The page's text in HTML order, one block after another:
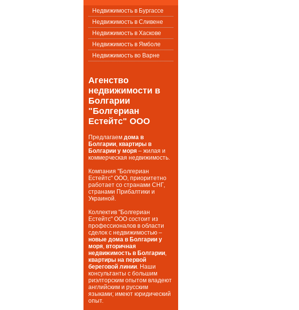
Недвижимость в Бургассе
Недвижимость в Сливене
Недвижимость в Хаскове
Недвижимость в Ямболе
Недвижимость во Варне
Агенство
недвижимости в
Болгарии
"Болгериан
Естейтс" ООО
Предлагаем дома в
Болгарии, квартиры в
Болгарии у моря – жилая и
коммерческая недвижимость.
Компания "Болгериан
Естейтс" ООО, приоритетно
работает со странами СНГ,
странами Прибалтики и
Украиной.
Коллектив "Болгериан
Естейтс" ООО состоит из
профессионалов в области
сделок с недвижимостью –
новые дома в Болгарии у
моря, вторичная
недвижимость в Болгарии,
квартиры на первой
береговой линии. Наши
консультанты с большим
риэлторским опытом владеют
английским и русским
языками; имеют юридический
опыт.